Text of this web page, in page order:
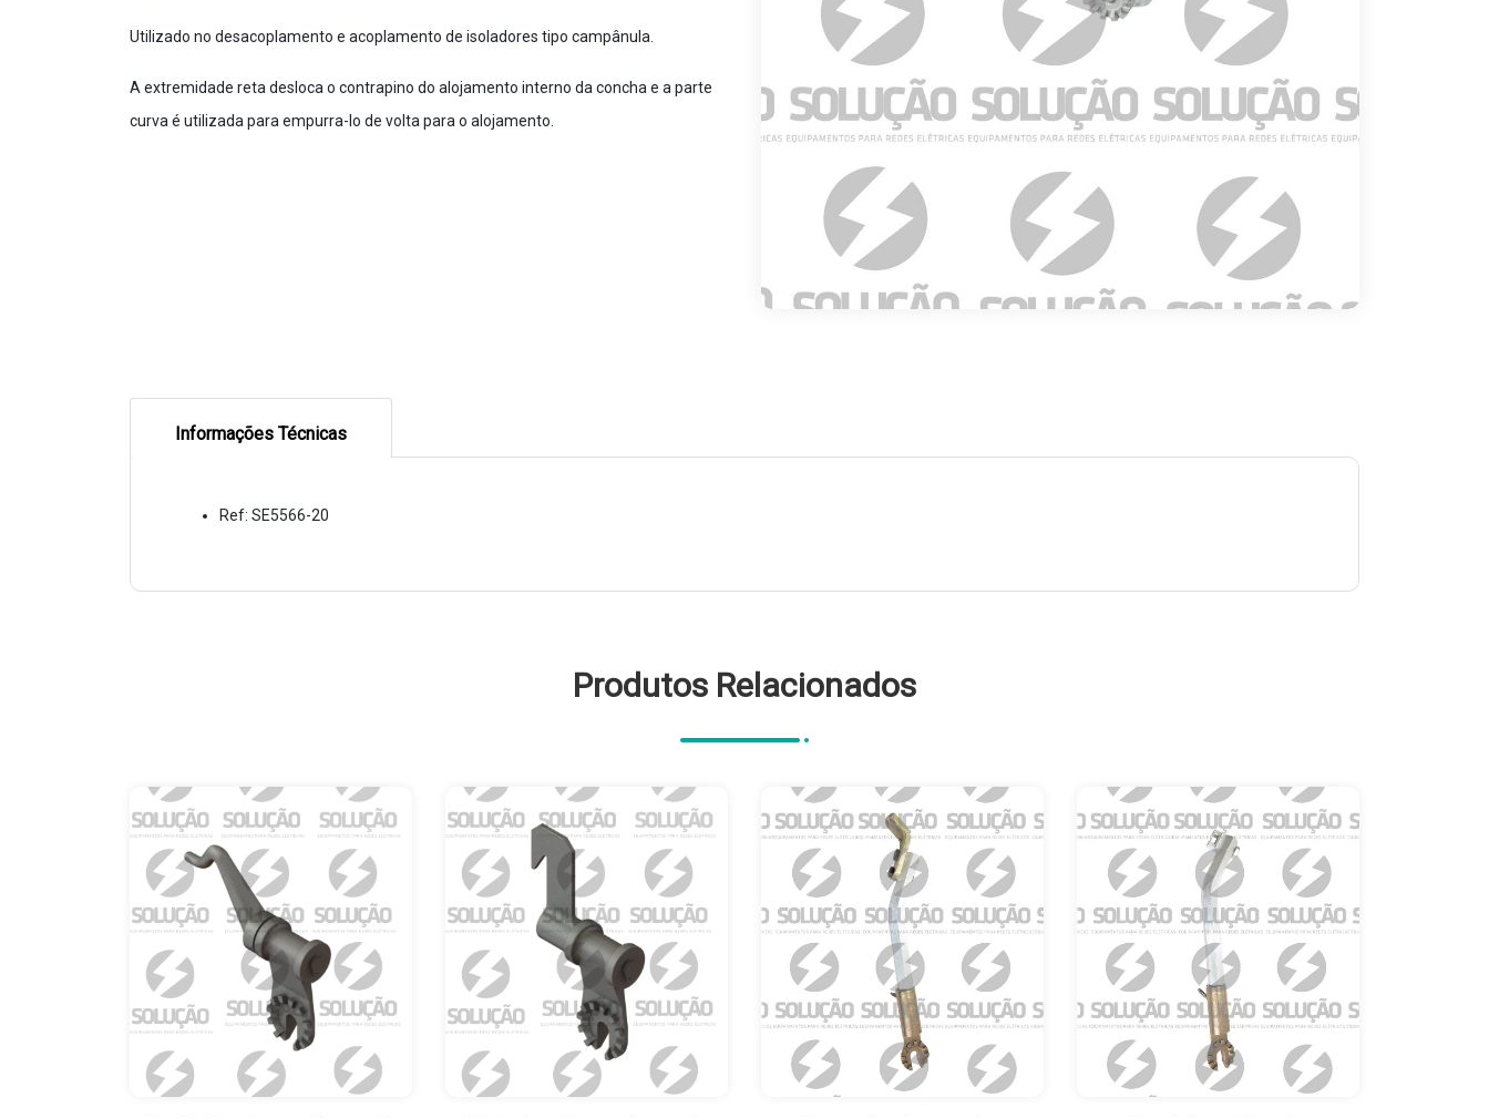
Utilizado no desacoplamento e acoplamento de isoladores tipo campânula.
A extremidade reta desloca o contrapino do alojamento interno da concha e a parte
curva é utilizada para empurra-lo de volta para o alojamento.
Informações Técnicas
Ref: SE5566-20
Produtos Relacionados